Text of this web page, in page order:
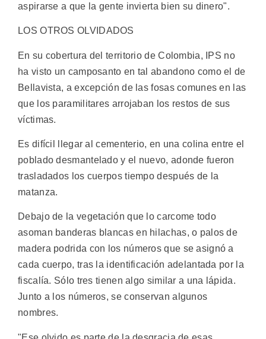
aspirarse a que la gente invierta bien su dinero".
LOS OTROS OLVIDADOS
En su cobertura del territorio de Colombia, IPS no
ha visto un camposanto en tal abandono como el de
Bellavista, a excepción de las fosas comunes en las
que los paramilitares arrojaban los restos de sus
víctimas.
Es difícil llegar al cementerio, en una colina entre el
poblado desmantelado y el nuevo, adonde fueron
trasladados los cuerpos tiempo después de la
matanza.
Debajo de la vegetación que lo carcome todo
asoman banderas blancas en hilachas, o palos de
madera podrida con los números que se asignó a
cada cuerpo, tras la identificación adelantada por la
fiscalía. Sólo tres tienen algo similar a una lápida.
Junto a los números, se conservan algunos
nombres.